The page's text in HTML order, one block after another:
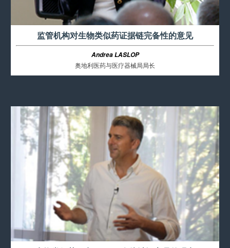
监管机构对生物类似药证据链完备性的意见
Andrea LASLOP
奥地利医药与医疗器械局局长